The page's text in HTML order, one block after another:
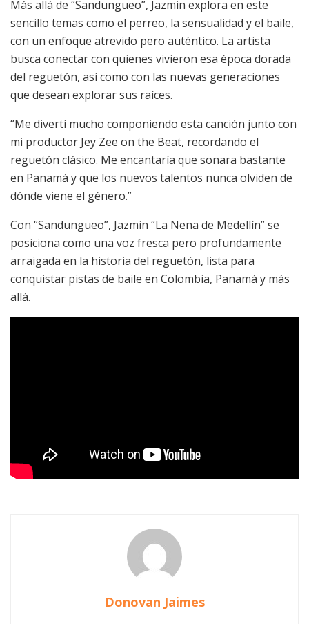
Más allá de “Sandungueo”, Jazmin explora en este
sencillo temas como el perreo, la sensualidad y el baile,
con un enfoque atrevido pero auténtico. La artista
busca conectar con quienes vivieron esa época dorada
del reguetón, así como con las nuevas generaciones
que desean explorar sus raíces.
“Me divertí mucho componiendo esta canción junto con
mi productor Jey Zee on the Beat, recordando el
reguetón clásico. Me encantaría que sonara bastante
en Panamá y que los nuevos talentos nunca olviden de
dónde viene el género.”
Con “Sandungueo”, Jazmin “La Nena de Medellín” se
posiciona como una voz fresca pero profundamente
arraigada en la historia del reguetón, lista para
conquistar pistas de baile en Colombia, Panamá y más
allá.
Donovan Jaimes